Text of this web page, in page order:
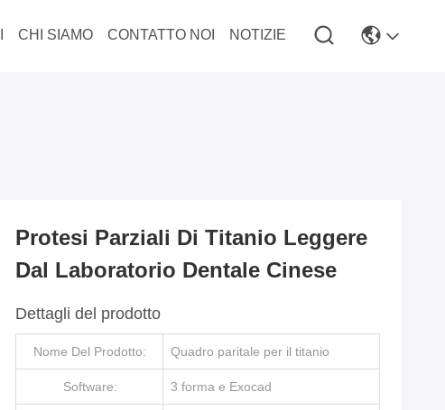
CHI SIAMO CONTATTO NOI NOTIZIE
Protesi Parziali Di Titanio Leggere
Dal Laboratorio Dentale Cinese
Dettagli del prodotto
Nome Del Prodotto: Quadro paritale per il titanio
Software: 3 forma e Exocad